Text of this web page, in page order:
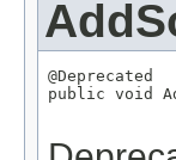
@Deprecated
public void